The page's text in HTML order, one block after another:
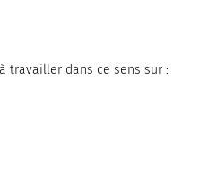
travailler dans ce sens sur :